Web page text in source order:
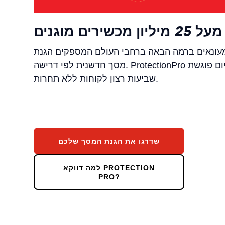
מעל 25 מיליון מכשירים מוגנים
לרשימת 1000 הקמעונאים ברמה הבאה ברחבי העולם המספקים הגנת
מסך חדשנית לפי דרישה. ProtectionPro הוא המקום שבו איכות פרימיום פוגשת
שביעות רצון לקוחות ללא תחרות.
שדרגו את הגנת המסך שלכם
למה דווקא PROTECTION
PRO?